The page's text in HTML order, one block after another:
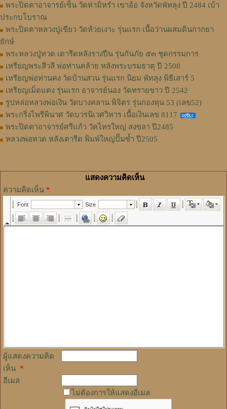
พระปิดตาอาจารย์เซ็น วัดท่ามิหรำ เขาอ้อ จังหวัดพัทลุง ปี 2484 เบ้า
ประกบโบราณ
พระปิดตาหลวงปู่เขียว วัดห้วยเงาะ รุ่นแรก เนื้อว่านผสมดินกากยา
ยักษ์
พระหลวงปู่ทวด เตารีดหลังรางปืน รุ่นกันภัย ๕๓ ชุดกรรมการ
เหรียญพระสีวลี พ่อท่านคล้าย หลังพระบรมธาตุ ปี 2508
เหรียญพ่อท่านคง วัดบ้านสวน รุ่นแรก นิยม พัทลุง พิธีเสาร์ 5
เหรียญเม็ดแตง รุ่นแรก อาจารย์นอง วัดทรายขาว ปี 2542
รูปหล่อหลวงพ่อเงิน วัดบางคลาน พิจิตร รุ่นกองทุน 53 (เลข52)
พระกริ่งไพรีพินาศ วัดบวรนิเวศวิหาร เนื้อเงินเลข 8117
พระปิดตาอาจารย์ศรีแก้ว วัดไทรใหญ่ สงขลา ปี2485
หลวงพ่อทวด หลังเตารีด พิมพ์ใหญ่ปั๊มซ้ำ ปี2505
แสดงความคิดเห็น
ความคิดเห็น *
ผู้แสดงความคิด
เห็น *
อีเมล
ไม่ต้องการให้แสดงอีเมล